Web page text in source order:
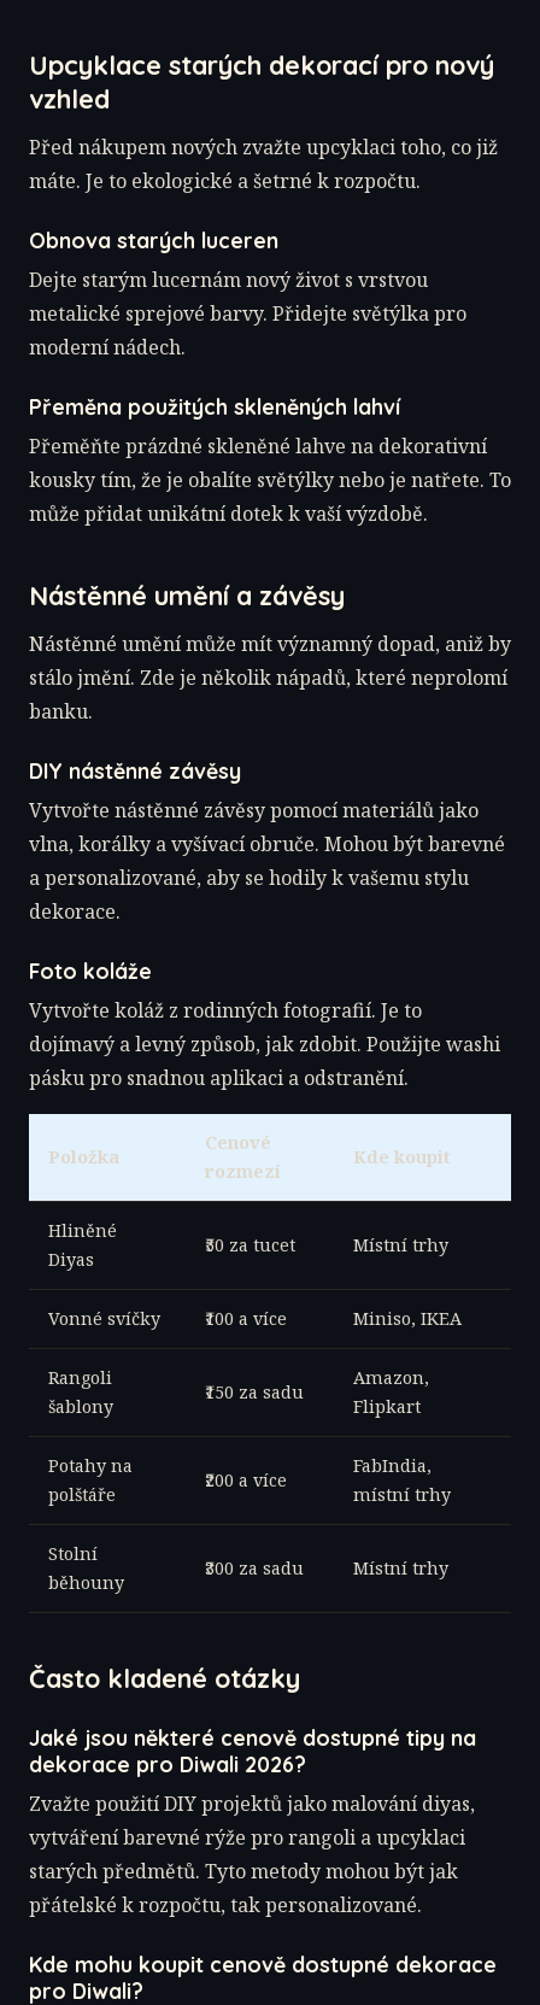
Upcyklace starých dekorací pro nový
vzhled
Před nákupem nových zvažte upcyklaci toho, co již
máte. Je to ekologické a šetrné k rozpočtu.
Obnova starých luceren
Dejte starým lucernám nový život s vrstvou
metalické sprejové barvy. Přidejte světýlka pro
moderní nádech.
Přeměna použitých skleněných lahví
Přeměňte prázdné skleněné lahve na dekorativní
kousky tím, že je obalíte světýlky nebo je natřete. To
může přidat unikátní dotek k vaší výzdobě.
Nástěnné umění a závěsy
Nástěnné umění může mít významný dopad, aniž by
stálo jmění. Zde je několik nápadů, které neprolomí
banku.
DIY nástěnné závěsy
Vytvořte nástěnné závěsy pomocí materiálů jako
vlna, korálky a vyšívací obruče. Mohou být barevné
a personalizované, aby se hodily k vašemu stylu
dekorace.
Foto koláže
Vytvořte koláž z rodinných fotografií. Je to
dojímavý a levný způsob, jak zdobit. Použijte washi
pásku pro snadnou aplikaci a odstranění.
Položka
Cenové
rozmezí
Kde koupit
Hliněné
Diyas
₹50 za tucet Místní trhy
Vonné svíčky ₹100 a více Miniso, IKEA
Rangoli
šablony
₹150 za sadu
Amazon,
Flipkart
Potahy na
polštáře
₹200 a více
FabIndia,
místní trhy
Stolní
běhouny
₹300 za sadu Místní trhy
Často kladené otázky
Jaké jsou některé cenově dostupné tipy na
dekorace pro Diwali 2026?
Zvažte použití DIY projektů jako malování diyas,
vytváření barevné rýže pro rangoli a upcyklaci
starých předmětů. Tyto metody mohou být jak
přátelské k rozpočtu, tak personalizované.
Kde mohu koupit cenově dostupné dekorace
pro Diwali?